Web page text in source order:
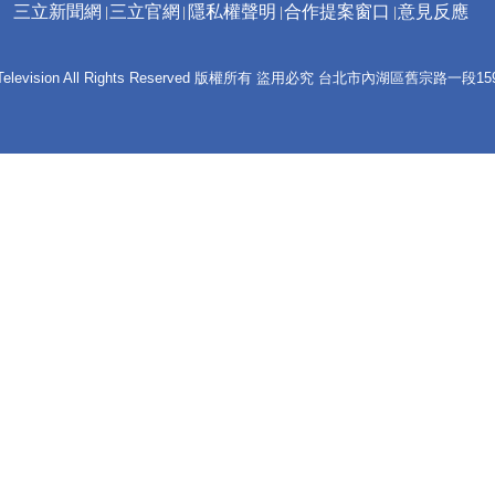
三立新聞網 三立官網 隱私權聲明 合作提案窗口 意見反應
All Rights Reserved 版權所有 盜用必究 台北市內湖區舊宗路一段